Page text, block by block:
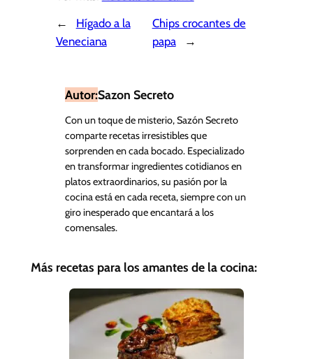
←
Hígado a la
Veneciana
Chips crocantes de
papa
→
Autor:Sazon Secreto
Con un toque de misterio, Sazón Secreto
comparte recetas irresistibles que
sorprenden en cada bocado. Especializado
en transformar ingredientes cotidianos en
platos extraordinarios, su pasión por la
cocina está en cada receta, siempre con un
giro inesperado que encantará a los
comensales.
Más recetas para los amantes de la cocina: